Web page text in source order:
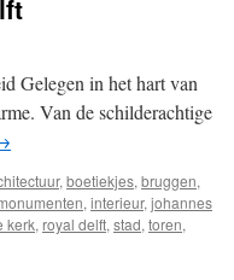
Gelegen in het hart van
Van de schilderachtige
, boetiekjes, bruggen,
, interieur, johannes
kerk, royal delft, stad, toren,